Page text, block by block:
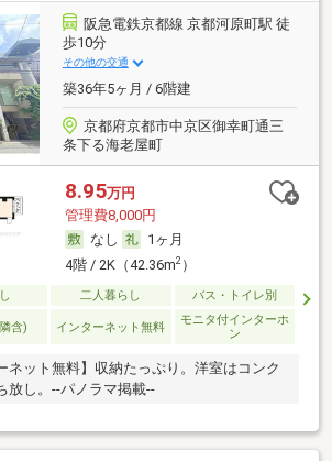
阪急電鉄京都線 京都河原町駅 徒
歩10分
その他の交通
築36年5ヶ月 / 6階建
京都府京都市中京区御幸町通三
条下る海老屋町
8.95万円
管理費8,000円
なし
1ヶ月
4階 / 2K（42.36m2）
二人暮らし バス・トイレ別
含) インターネット無料
モニタ付インターホ
ン
ネット無料】収納たっぷり。洋室はコンク
放し。--パノラマ掲載--